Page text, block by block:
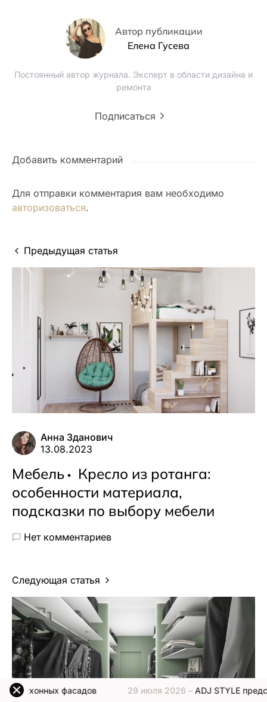
Автор публикации
Елена Гусева
Постоянный автор журнала. Эксперт в области дизайна и
ремонта
Подписаться
Добавить комментарий
Для отправки комментария вам необходимо
авторизоваться.
Предыдущая статья
Анна Зданович
13.08.2023
Мебель
Кресло из ротанга:
особенности материала,
подсказки по выбору мебели
Нет комментариев
Следующая статья
фасадов 29 июля 2026 – ADJ STYLE представляет